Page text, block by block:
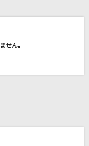
など
して